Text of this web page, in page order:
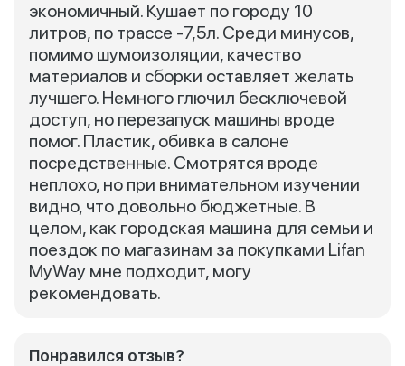
экономичный. Кушает по городу 10
литров, по трассе -7,5л. Среди минусов,
помимо шумоизоляции, качество
материалов и сборки оставляет желать
лучшего. Немного глючил бесключевой
доступ, но перезапуск машины вроде
помог. Пластик, обивка в салоне
посредственные. Смотрятся вроде
неплохо, но при внимательном изучении
видно, что довольно бюджетные. В
целом, как городская машина для семьи и
поездок по магазинам за покупками Lifan
MyWay мне подходит, могу
рекомендовать.
Понравился отзыв?